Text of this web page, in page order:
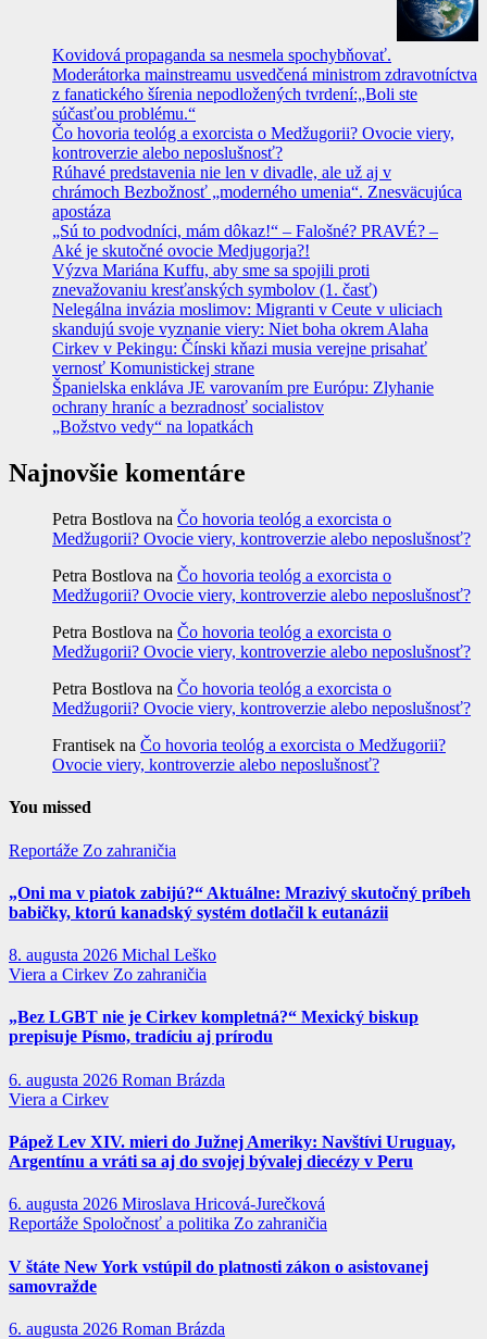
Kovidová propaganda sa nesmela spochybňovať.
Moderátorka mainstreamu usvedčená ministrom zdravotníctva
z fanatického šírenia nepodložených tvrdení:„Boli ste
súčasťou problému.“
Čo hovoria teológ a exorcista o Medžugorii? Ovocie viery,
kontroverzie alebo neposlušnosť?
Rúhavé predstavenia nie len v divadle, ale už aj v
chrámoch Bezbožnosť „moderného umenia“. Znesväcujúca
apostáza
„Sú to podvodníci, mám dôkaz!“ – Falošné? PRAVÉ? –
Aké je skutočné ovocie Medjugorja?!
Výzva Mariána Kuffu, aby sme sa spojili proti
znevažovaniu kresťanských symbolov (1. časť)
Nelegálna invázia moslimov: Migranti v Ceute v uliciach
skandujú svoje vyznanie viery: Niet boha okrem Alaha
Cirkev v Pekingu: Čínski kňazi musia verejne prisahať
vernosť Komunistickej strane
Španielska enkláva JE varovaním pre Európu: Zlyhanie
ochrany hraníc a bezradnosť socialistov
„Božstvo vedy“ na lopatkách
Najnovšie komentáre
Petra Bostlova na Čo hovoria teológ a exorcista o
Medžugorii? Ovocie viery, kontroverzie alebo neposlušnosť?
Petra Bostlova na Čo hovoria teológ a exorcista o
Medžugorii? Ovocie viery, kontroverzie alebo neposlušnosť?
Petra Bostlova na Čo hovoria teológ a exorcista o
Medžugorii? Ovocie viery, kontroverzie alebo neposlušnosť?
Petra Bostlova na Čo hovoria teológ a exorcista o
Medžugorii? Ovocie viery, kontroverzie alebo neposlušnosť?
Frantisek na Čo hovoria teológ a exorcista o Medžugorii?
Ovocie viery, kontroverzie alebo neposlušnosť?
You missed
Reportáže Zo zahraničia
„Oni ma v piatok zabijú?“ Aktuálne: Mrazivý skutočný príbeh
babičky, ktorú kanadský systém dotlačil k eutanázii
8. augusta 2026 Michal Leško
Viera a Cirkev Zo zahraničia
„Bez LGBT nie je Cirkev kompletná?“ Mexický biskup
prepisuje Písmo, tradíciu aj prírodu
6. augusta 2026 Roman Brázda
Viera a Cirkev
Pápež Lev XIV. mieri do Južnej Ameriky: Navštívi Uruguay,
Argentínu a vráti sa aj do svojej bývalej diecézy v Peru
6. augusta 2026 Miroslava Hricová-Jurečková
Reportáže Spoločnosť a politika Zo zahraničia
V štáte New York vstúpil do platnosti zákon o asistovanej
samovražde
6. augusta 2026 Roman Brázda